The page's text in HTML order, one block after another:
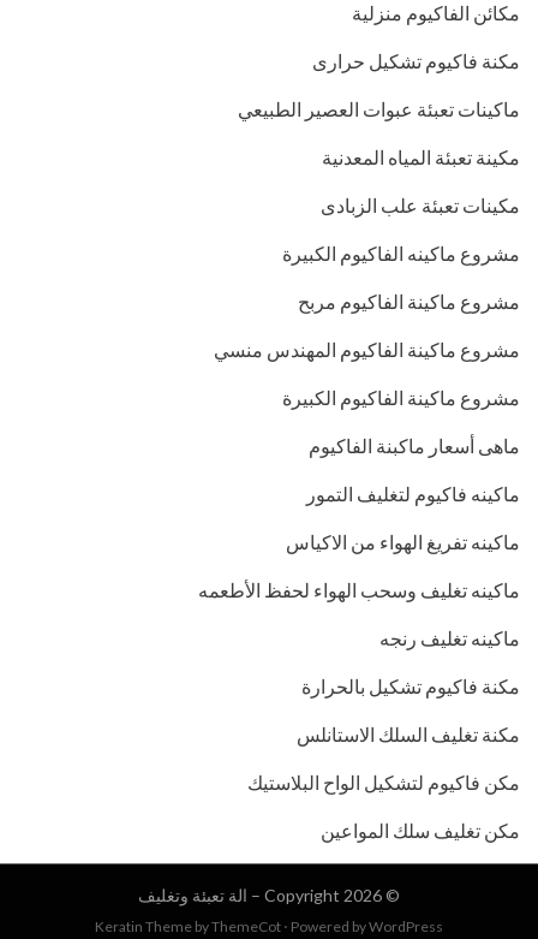
مكائن الفاكيوم منزلية
مكنة فاكيوم تشكيل حرارى
ماكينات تعبئة عبوات العصير الطبيعي
مكينة تعبئة المياه المعدنية
مكينات تعبئة علب الزبادى
مشروع ماكينه الفاكيوم الكبيرة
مشروع ماكينة الفاكيوم مربح
مشروع ماكينة الفاكيوم المهندس منسي
مشروع ماكينة الفاكيوم الكبيرة
ماهى أسعار ماكبنة الفاكيوم
ماكينه فاكيوم لتغليف التمور
ماكينه تفريغ الهواء من الاكياس
ماكينه تغليف وسحب الهواء لحفظ الأطعمه
ماكينه تغليف رنجه
مكنة فاكيوم تشكيل بالحرارة
مكنة تغليف السلك الاستانلس
مكن فاكيوم لتشكيل الواح البلاستيك
مكن تغليف سلك المواعين
© Copyright 2026 – الة تعبئة وتغليف
Keratin Theme byThemeCot ⋅ Powered byWordPress